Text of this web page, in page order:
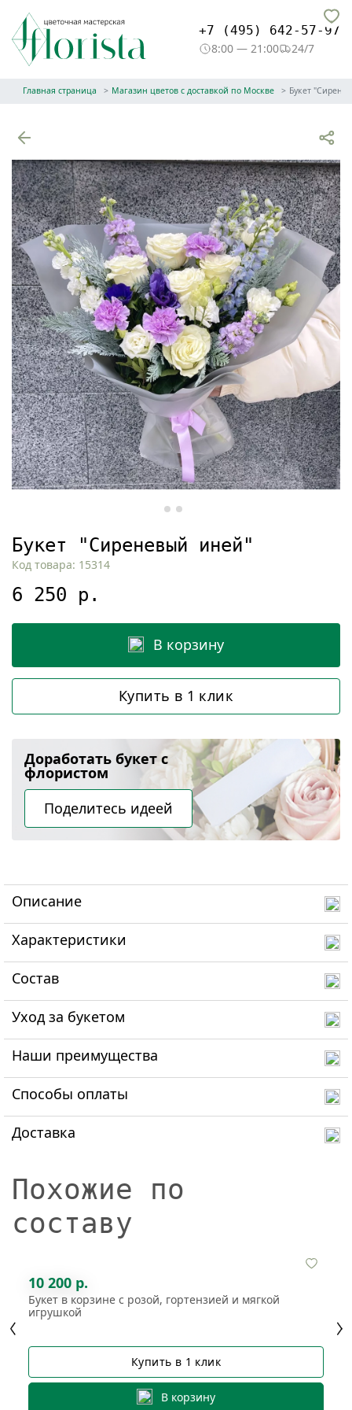
+7 (495) 642-57-97
8:00 — 21:00
24/7
Главная страница Магазин цветов с доставкой по Москве Букет
Букет "Сиреневый иней"
Код товара: 15314
6 250 р.
В корзину
Купить в 1 клик
Доработать букет с
флористом
Поделитесь идеей
Описание
Характеристики
Состав
Уход за букетом
Наши преимущества
Способы оплаты
Доставка
Похожие по
составу
10 200 р.
Букет в корзине с розой, гортензией и мягкой
игрушкой
Купить в 1 клик
В корзину